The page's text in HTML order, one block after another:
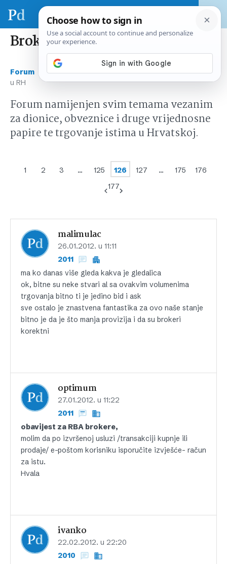
Brokerske kuće u RH
Forum Tržište kapitala Hrvatska ›
Brokerske kuće
u RH
Forum namijenjen svim temama vezanim
za dionice, obveznice i druge vrijednosne
papire te trgovanje istima u Hrvatskoj.
1 2 3 … 125 126 127 … 175
176
177
malimulac
26.01.2012. u 11:11
2011
ma ko danas više gleda kakva je gledalica
ok, bitne su neke stvari al sa ovakvim volumenima
trgovanja bitno ti je jedino bid i ask
sve ostalo je znastvena fantastika za ovo naše stanje
bitno je da je što manja provizija i da su brokeri
korektni
optimum
27.01.2012. u 11:22
2011
obavijest za RBA brokere,
molim da po izvršenoj usluzi /transakciji kupnje ili
prodaje/ e-poštom korisniku isporučite izvješće- račun
za istu.
Hvala
ivanko
22.02.2012. u 22:20
2010